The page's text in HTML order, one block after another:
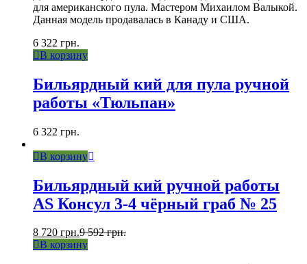
для американского пула. Мастером Михаилом Валыкой.
Данная модель продавалась в Канаду и США.
6 322 грн.
В корзину
Бильярдный кий для пула ручной
работы «Тюльпан»
6 322 грн.
В корзину
Бильярдный кий ручной работы
AS Консул 3-4 чёрный граб № 25
8 720 грн.9 592грн.
В корзину